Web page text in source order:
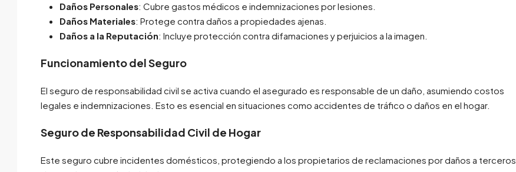
Daños Personales: Cubre gastos médicos e indemnizaciones por lesiones.
Daños Materiales: Protege contra daños a propiedades ajenas.
Daños a la Reputación: Incluye protección contra difamaciones y perjuicios a la imagen.
Funcionamiento del Seguro
El seguro de responsabilidad civil se activa cuando el asegurado es responsable de un daño, asumiendo costos
legales e indemnizaciones. Esto es esencial en situaciones como accidentes de tráfico o daños en el hogar.
Seguro de Responsabilidad Civil de Hogar
Este seguro cubre incidentes domésticos, protegiendo a los propietarios de reclamaciones por daños a terceros